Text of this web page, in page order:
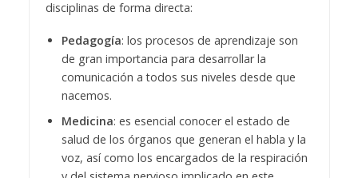
disciplinas de forma directa:
Pedagogía: los procesos de aprendizaje son
de gran importancia para desarrollar la
comunicación a todos sus niveles desde que
nacemos.
Medicina: es esencial conocer el estado de
salud de los órganos que generan el habla y la
voz, así como los encargados de la respiración